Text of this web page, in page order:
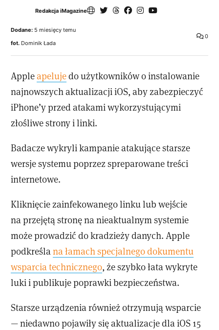
Redakcja iMagazine
0
Dodane: 5 miesięcy temu
fot. Dominik Łada
Appleapelujedo użytkowników o instalowanie
najnowszych aktualizacji iOS, aby zabezpieczyć
iPhone’y przed atakami wykorzystującymi
złośliwe strony i linki.
Badacze wykryli kampanie atakujące starsze
wersje systemu poprzez spreparowane treści
internetowe.
Kliknięcie zainfekowanego linku lub wejście
na przejętą stronę na nieaktualnym systemie
może prowadzić do kradzieży danych. Apple
podkreślana łamach specjalnego dokumentu
wsparcia technicznego, że szybko łata wykryte
luki i publikuje poprawki bezpieczeństwa.
Starsze urządzenia również otrzymują wsparcie
— niedawno pojawiły się aktualizacje dla iOS 15